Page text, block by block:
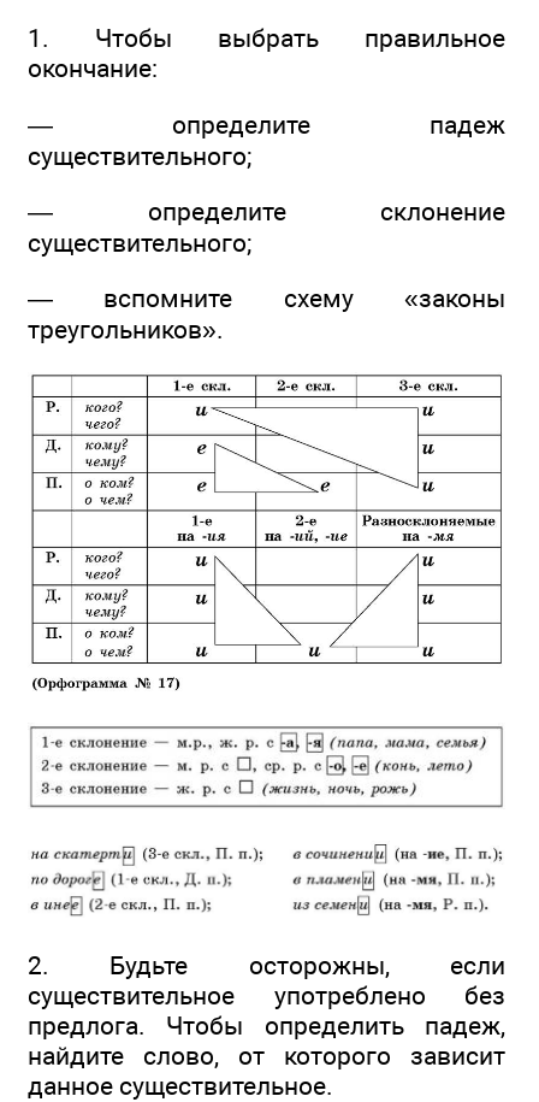
1. Чтобы выбрать правильное
окончание:
— определите падеж
существительного;
— определите склонение
существительного;
— вспомните схему «законы
треугольников».
2. Будьте осторожны, если
существительное употреблено без
предлога. Чтобы определить падеж,
найдите слово, от которого зависит
данное существительное.